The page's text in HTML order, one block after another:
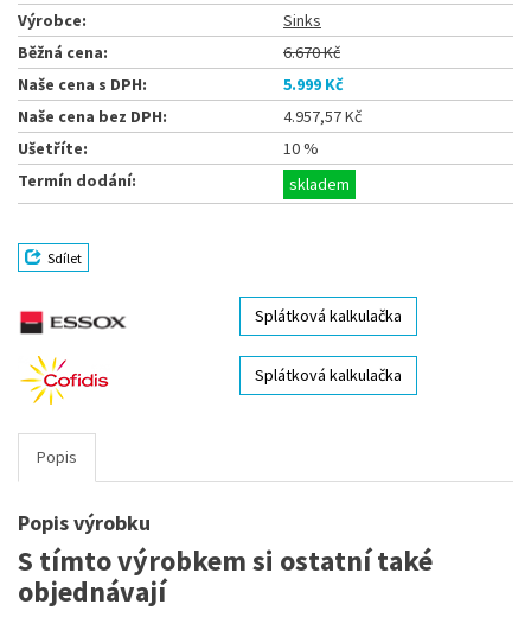
Výrobce:
Sinks
Běžná cena:
6.670 Kč
Naše cena s DPH:
5.999 Kč
Naše cena bez DPH:
4.957,57 Kč
Ušetříte:
10 %
Termín dodání:
skladem
Sdílet
Splátková kalkulačka
Splátková kalkulačka
Popis
Popis výrobku
S tímto výrobkem si ostatní také
objednávají